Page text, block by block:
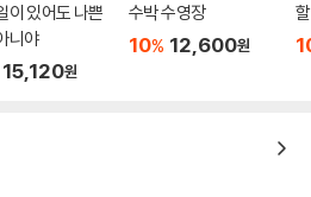
입구를 열 곳을 찾고 있습니다. 지난번에
동네 놀이터에 생겼던 이루리아로 가는
자못 궁금해집니다.
뀐다는 믿음
이 있어도 나쁜
니야
15,120원
수박 수영장
10% 12,600원